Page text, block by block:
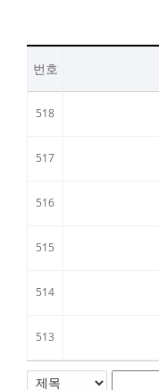
번호
518
517
516
515
514
513